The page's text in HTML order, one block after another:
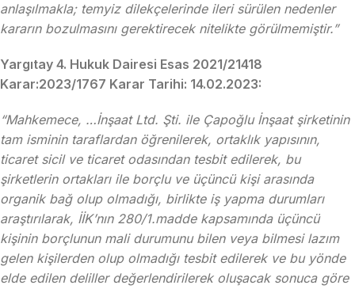
anlaşılmakla; temyiz dilekçelerinde ileri sürülen nedenler
kararın bozulmasını gerektirecek nitelikte görülmemiştir.”
Yargıtay 4. Hukuk Dairesi Esas 2021/21418
Karar:2023/1767 Karar Tarihi: 14.02.2023:
“Mahkemece, …İnşaat Ltd. Şti. ile Çapoğlu İnşaat şirketinin
tam isminin taraflardan öğrenilerek, ortaklık yapısının,
ticaret sicil ve ticaret odasından tesbit edilerek, bu
şirketlerin ortakları ile borçlu ve üçüncü kişi arasında
organik bağ olup olmadığı, birlikte iş yapma durumları
araştırılarak, İİK’nın 280/1.madde kapsamında üçüncü
kişinin borçlunun mali durumunu bilen veya bilmesi lazım
gelen kişilerden olup olmadığı tesbit edilerek ve bu yönde
elde edilen deliller değerlendirilerek oluşacak sonuca göre